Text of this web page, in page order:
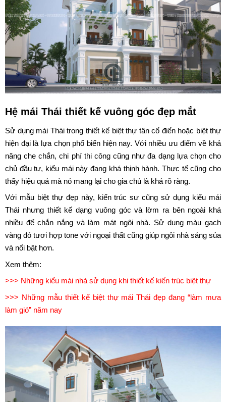
Hệ mái Thái thiết kế vuông góc đẹp mắt
Sử dụng mái Thái trong thiết kế biệt thự tân cổ điển hoặc biệt thự
hiện đại là lựa chọn phổ biến hiện nay. Với nhiều ưu điểm về khả
năng che chắn, chi phí thi công cũng như đa dạng lựa chọn cho
chủ đầu tư, kiểu mái này đang khá thịnh hành. Thực tế cũng cho
thấy hiệu quả mà nó mang lại cho gia chủ là khá rõ ràng.
Với mẫu biệt thự đẹp này, kiến trúc sư cũng sử dụng kiểu mái
Thái nhưng thiết kế dạng vuông góc và lờm ra bên ngoài khá
vàng đỏ tươi hợp tone với ngoại thất cũng giúp ngôi nhà sáng sủa
và nổi bật hơn.
Xem thêm:
>>> Những kiểu mái nhà sử dụng khi thiết kế kiến trúc biệt thự
>>> Những mẫu thiết kế biệt thự mái Thái đẹp đang “làm mưa
làm gió” năm nay